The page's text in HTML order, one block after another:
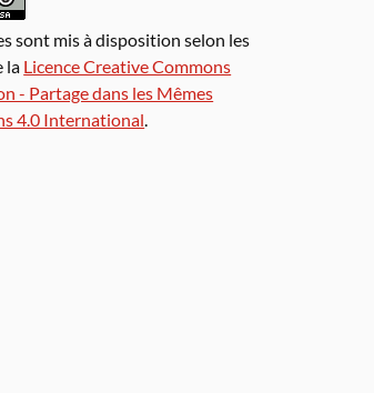
sont mis à disposition selon les
la Licence Creative Commons
- Partage dans les Mêmes
4.0 International.